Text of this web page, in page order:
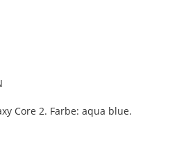
Core 2. Farbe: aqua blue.